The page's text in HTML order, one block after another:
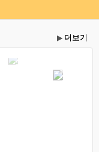
▶ 더보기